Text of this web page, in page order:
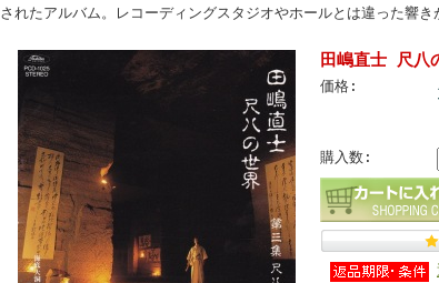
されたアルバム。レコーディングスタジオやホールとは違った響き
田嶋直士 尺八
価格:
購入数: